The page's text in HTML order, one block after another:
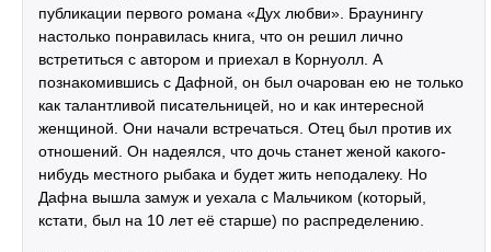
публикации первого романа «Дух любви». Браунингу
настолько понравилась книга, что он решил лично
встретиться с автором и приехал в Корнуолл. А
познакомившись с Дафной, он был очарован ею не только
как талантливой писательницей, но и как интересной
женщиной. Они начали встречаться. Отец был против их
отношений. Он надеялся, что дочь станет женой какого-
нибудь местного рыбака и будет жить неподалеку. Но
Дафна вышла замуж и уехала с Мальчиком (который,
кстати, был на 10 лет её старше) по распределению.